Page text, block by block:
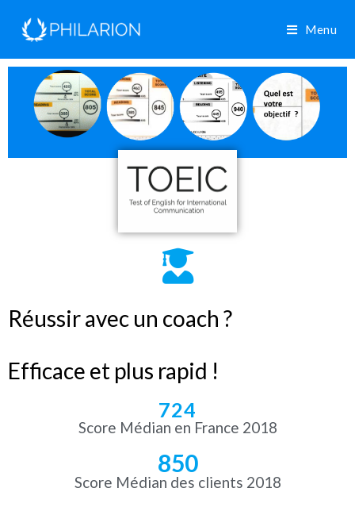
Menu
Réussir avec un coach ?
Efficace et plus rapid !
Score Médian en France 2018
724
Score Médian des clients 2018
850